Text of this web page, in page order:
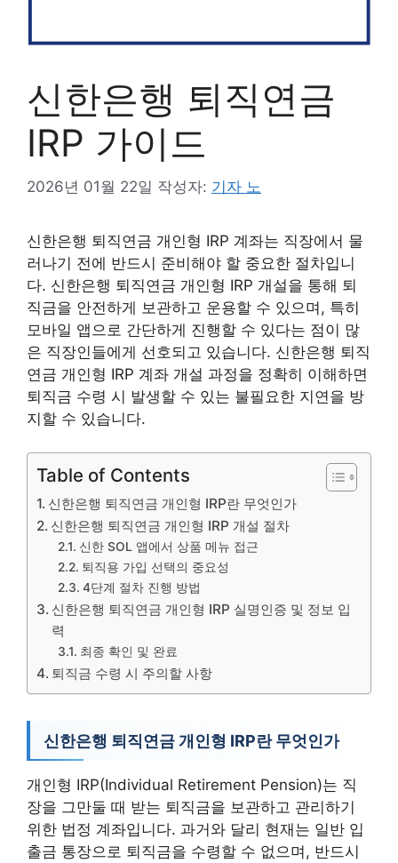
신한은행 퇴직연금
IRP 가이드
2026년 01월 22일 작성자: 기자 노
신한은행 퇴직연금 개인형 IRP 계좌는 직장에서 물
러나기 전에 반드시 준비해야 할 중요한 절차입니
다. 신한은행 퇴직연금 개인형 IRP 개설을 통해 퇴
직금을 안전하게 보관하고 운용할 수 있으며, 특히
모바일 앱으로 간단하게 진행할 수 있다는 점이 많
은 직장인들에게 선호되고 있습니다. 신한은행 퇴직
연금 개인형 IRP 계좌 개설 과정을 정확히 이해하면
퇴직금 수령 시 발생할 수 있는 불필요한 지연을 방
지할 수 있습니다.
Table of Contents
신한은행 퇴직연금 개인형 IRP란 무엇인가
신한은행 퇴직연금 개인형 IRP 개설 절차
신한 SOL 앱에서 상품 메뉴 접근
퇴직용 가입 선택의 중요성
4단계 절차 진행 방법
신한은행 퇴직연금 개인형 IRP 실명인증 및 정보 입
력
최종 확인 및 완료
퇴직금 수령 시 주의할 사항
신한은행 퇴직연금 개인형 IRP란 무엇인가
개인형 IRP(Individual Retirement Pension)는 직
장을 그만둘 때 받는 퇴직금을 보관하고 관리하기
위한 법정 계좌입니다. 과거와 달리 현재는 일반 입
출금 통장으로 퇴직금을 수령할 수 없으며, 반드시